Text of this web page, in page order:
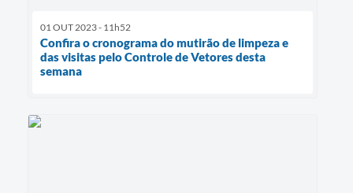
01 OUT 2023 - 11h52
Confira o cronograma do mutirão de limpeza e
das visitas pelo Controle de Vetores desta
semana